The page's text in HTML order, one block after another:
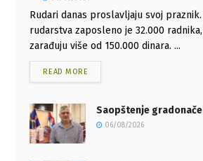
Rudari danas proslavljaju svoj
rudarstva zaposleno je 32.000
zarađuju više od 150.000 dinara. ...
READ MORE
Saopštenje
06/08/2026